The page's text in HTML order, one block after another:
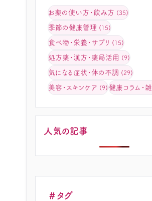
お薬の使い方・飲み方 (35)
季節の健康管理 (15)
食べ物・栄養・サプリ (15)
処方薬・漢方・薬局活用 (9)
気になる症状・体の不調 (29)
美容・スキンケア (9) 健康コラム・
人気の記事
＃タグ